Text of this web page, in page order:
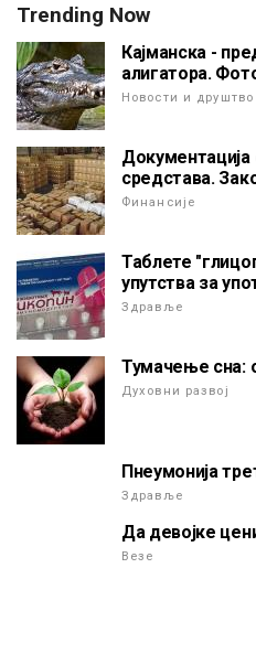
Trending Now
Кајманска -
алигатора.
Новости и друштво
Документација
средстава.
Финансије
Таблете
упутства за
Здравље
Тумачење сна:
Духовни развој
Пнеумонија
Здравље
Да девојке
Везе